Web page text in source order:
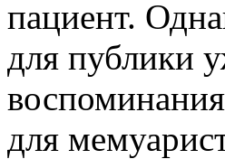
пациент.
для публики
для